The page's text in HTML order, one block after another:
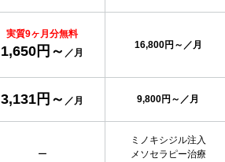
実質9ヶ月分無料
1,650円～ ／月
16,800円～／月
3,131円～ ／月 9,800円～／月
ー
ミノキシジル注入
メソセラピー治療